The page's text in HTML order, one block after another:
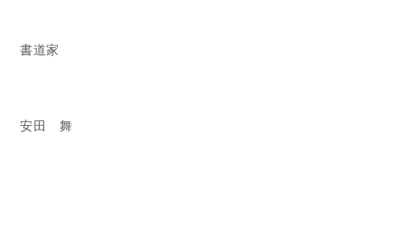
書道家
安田 舞